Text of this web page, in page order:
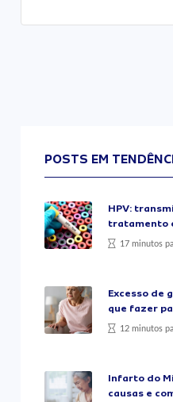
POSTS EM
HPV:
tratamento
17 minutos
Excesso de
que fazer
12 minutos
Infarto do
causas e